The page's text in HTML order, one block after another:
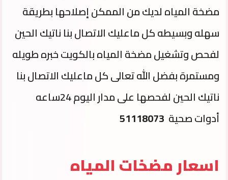
مضخة المياه لديك من الممكن إصلاحها بطريقة
سهله وبسيطه كل ماعليك الاتصال بنا ناتيك الحين
لفحص وتشغيل مضخة المياه بالكويت خبره طويله
ومستمرة بفضل الله تعالى كل ماعليك الاتصال بنا
ناتيك الحين لفحصها على مدار اليوم 24ساعه
أدوات صحية 51118073
اسعار مضخات المياه